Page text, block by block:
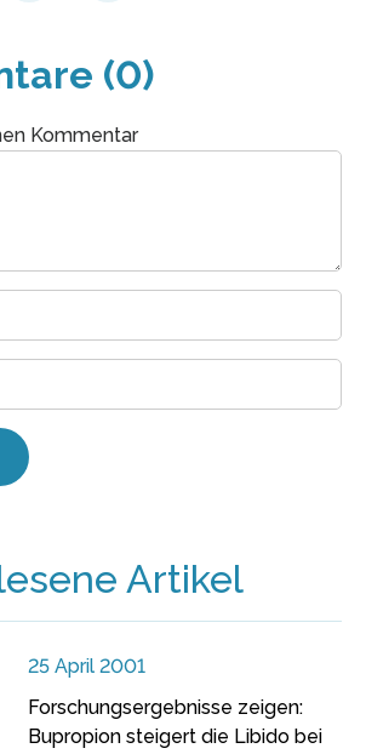
(0)
Kommentar
Artikel
25 April 2001
Forschungsergebnisse zeigen:
Bupropion steigert die Libido bei